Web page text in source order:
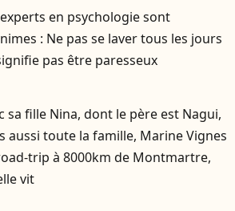
en psychologie sont
: Ne pas se laver tous les jours
pas être paresseux
sa fille Nina, dont le père est Nagui,
aussi toute la famille, Marine Vignes
trip à 8000km de Montmartre,
vit